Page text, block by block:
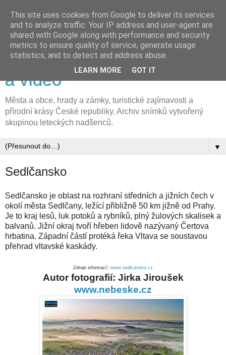
FLyFOTO letecká fotografie
a video
Města a obce, hrady a zámky, turistické zajímavosti a
přírodní krásy České republiky. Archiv snímků vytvořený
skupinou leteckých nadšenců.
▼
Sedlčansko
Sedlčansko je oblast na rozhraní středních a jižních čech v
okolí města Sedlčany, ležící přibližně 50 km jižně od Prahy.
Je to kraj lesů, luk potoků a rybníků, plný žulových skalisek a
balvanů. Jižní okraj tvoří hřeben lidově nazývaný Čertova
hrbatina. Západní částí protéká řeka Vltava se soustavou
přehrad vltavské kaskády.
Zdroje informací: www.sedlcansko.cz
Autor fotografií: Jirka Jiroušek
www.nebeske.cz
This site uses cookies from Google to deliver its services
and to analyze traffic. Your IP address and user-agent are
shared with Google along with performance and security
metrics to ensure quality of service, generate usage
statistics, and to detect and address abuse.
LEARN MORE GOT IT